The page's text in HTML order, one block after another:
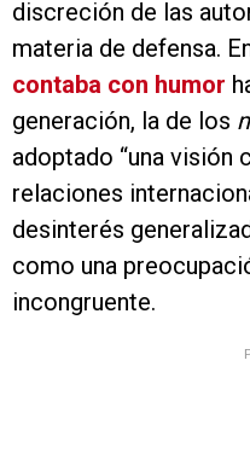
discreción de las
materia de defensa.
contaba con humor
generación, la de los
adoptado “una visión
relaciones
desinterés
como una
incongruente.